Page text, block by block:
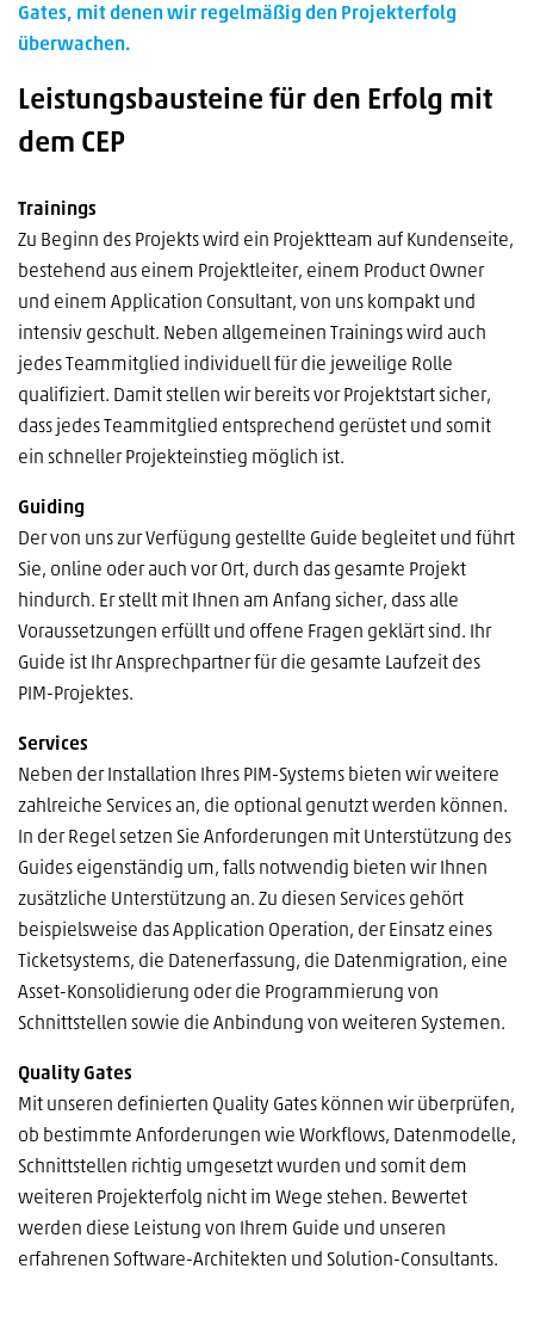
Gates, mit denen wir regelmäßig den Projekterfolg
überwachen.
Leistungsbausteine für den Erfolg mit
dem CEP
Trainings
Zu Beginn des Projekts wird ein Projektteam auf Kundenseite,
bestehend aus einem Projektleiter, einem Product Owner
und einem Application Consultant, von uns kompakt und
intensiv geschult. Neben allgemeinen Trainings wird auch
jedes Teammitglied individuell für die jeweilige Rolle
qualifiziert. Damit stellen wir bereits vor Projektstart sicher,
dass jedes Teammitglied entsprechend gerüstet und somit
ein schneller Projekteinstieg möglich ist.
Guiding
Der von uns zur Verfügung gestellte Guide begleitet und führt
Sie, online oder auch vor Ort, durch das gesamte Projekt
hindurch. Er stellt mit Ihnen am Anfang sicher, dass alle
Voraussetzungen erfüllt und offene Fragen geklärt sind. Ihr
Guide ist Ihr Ansprechpartner für die gesamte Laufzeit des
PIM-Projektes.
Services
Neben der Installation Ihres PIM-Systems bieten wir weitere
zahlreiche Services an, die optional genutzt werden können.
In der Regel setzen Sie Anforderungen mit Unterstützung des
Guides eigenständig um, falls notwendig bieten wir Ihnen
zusätzliche Unterstützung an. Zu diesen Services gehört
beispielsweise das Application Operation, der Einsatz eines
Ticketsystems, die Datenerfassung, die Datenmigration, eine
Asset-Konsolidierung oder die Programmierung von
Schnittstellen sowie die Anbindung von weiteren Systemen.
Quality Gates
Mit unseren definierten Quality Gates können wir überprüfen,
ob bestimmte Anforderungen wie Workflows, Datenmodelle,
Schnittstellen richtig umgesetzt wurden und somit dem
weiteren Projekterfolg nicht im Wege stehen. Bewertet
werden diese Leistung von Ihrem Guide und unseren
erfahrenen Software-Architekten und Solution-Consultants.